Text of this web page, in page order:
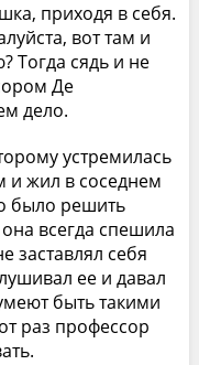
приходя в себя.
вот там и
Тогда сядь и не
Де
дело.
устремилась
и жил в соседнем
было решить
всегда спешила
заставлял себя
ее и давал
быть такими
раз профессор